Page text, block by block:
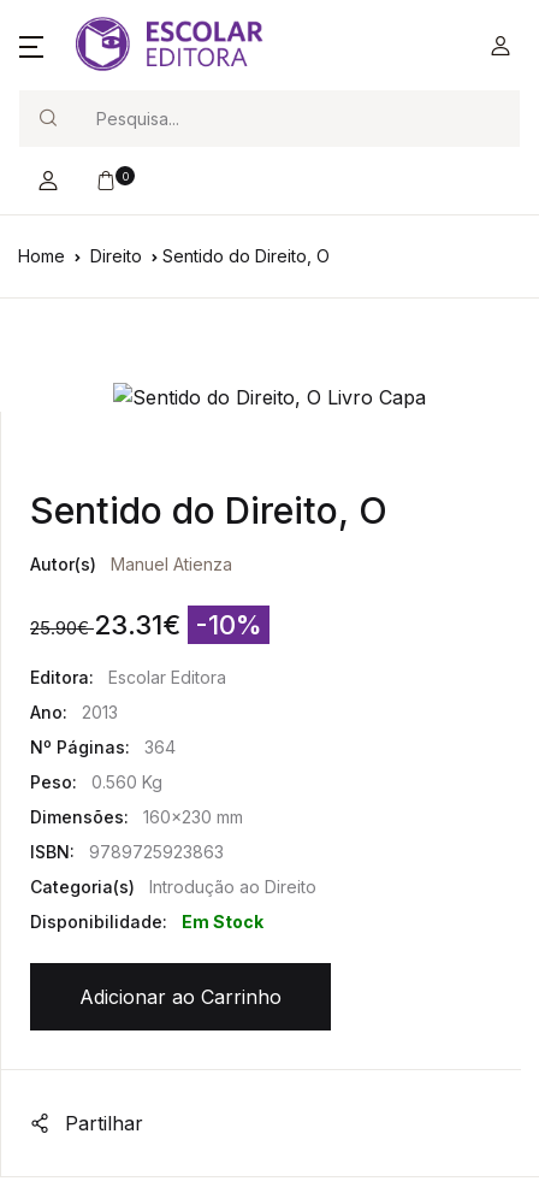
0
Home Direito Sentido do Direito, O
Sentido do Direito, O
Autor(s) Manuel Atienza
25.90€ 23.31€ -10%
Editora:
Escolar Editora
Ano:
2013
Nº Páginas:
364
Peso:
0.560 Kg
Dimensões:
160x230 mm
ISBN:
9789725923863
Categoria(s)
Introdução ao Direito
Disponibilidade:
Em Stock
Adicionar ao Carrinho
Partilhar